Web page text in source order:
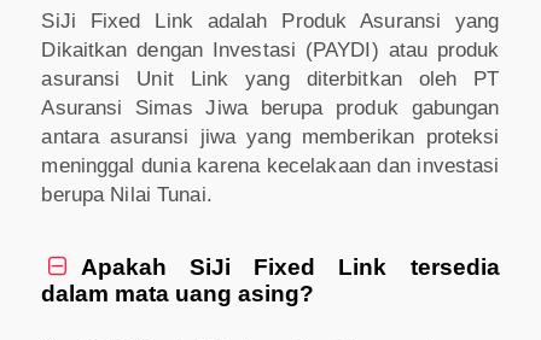
SiJi Fixed Link adalah Produk Asuransi yang
Dikaitkan dengan Investasi (PAYDI) atau produk
asuransi Unit Link yang diterbitkan oleh PT
Asuransi Simas Jiwa berupa produk gabungan
antara asuransi jiwa yang memberikan proteksi
meninggal dunia karena kecelakaan dan investasi
berupa Nilai Tunai.

Apakah SiJi Fixed Link tersedia
dalam mata uang asing?